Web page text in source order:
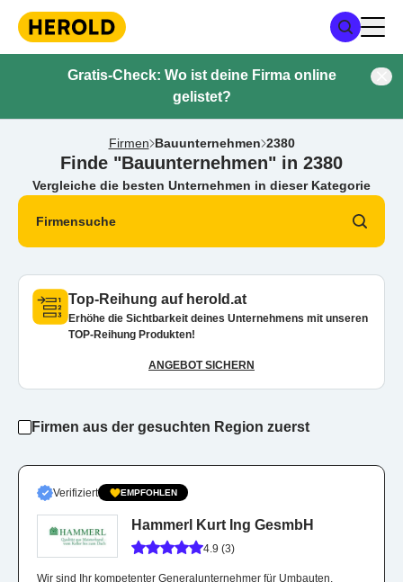
Gratis-Check: Wo ist deine Firma online
gelistet?
Firmen Bauunternehmen 2380
Finde "Bauunternehmen" in 2380
Vergleiche die besten Unternehmen in dieser Kategorie
Firmensuche
Top-Reihung auf herold.at
Erhöhe die Sichtbarkeit deines Unternehmens mit unseren
TOP-Reihung Produkten!
ANGEBOT SICHERN
Firmen aus der gesuchten Region zuerst
Verifiziert EMPFOHLEN
Hammerl Kurt Ing GesmbH
4.9 (3)
Wir sind Ihr kompetenter Generalunternehmer für Umbauten,